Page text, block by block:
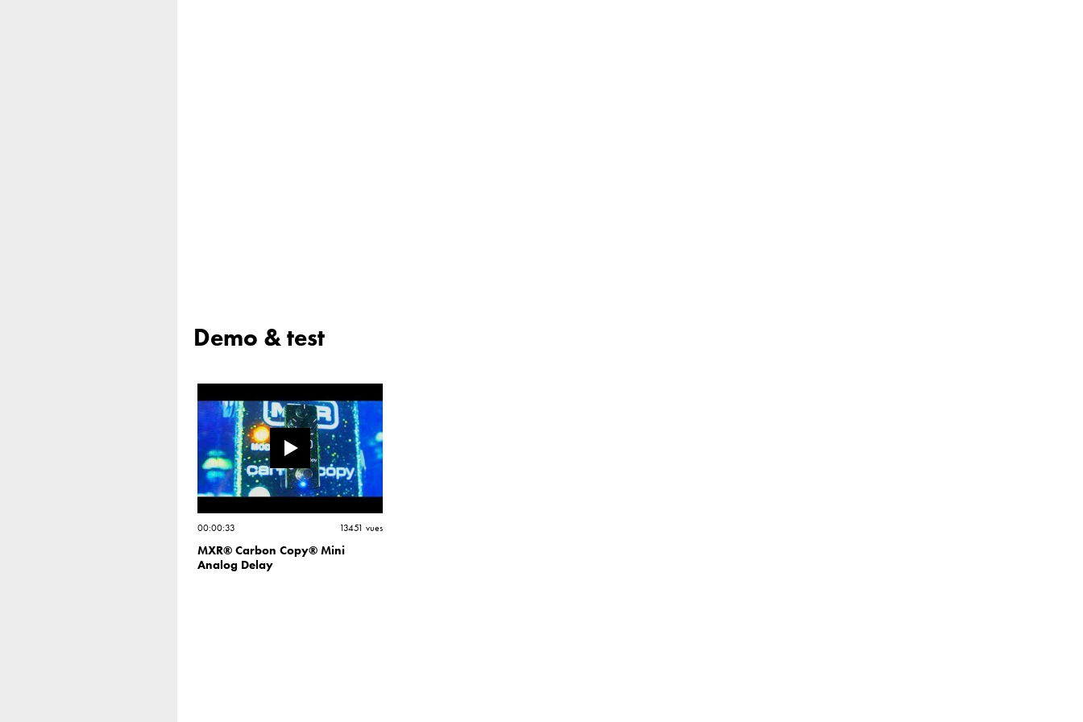
Demo & test
00:00:33 13451 vues
MXR® Carbon Copy® Mini
Analog Delay